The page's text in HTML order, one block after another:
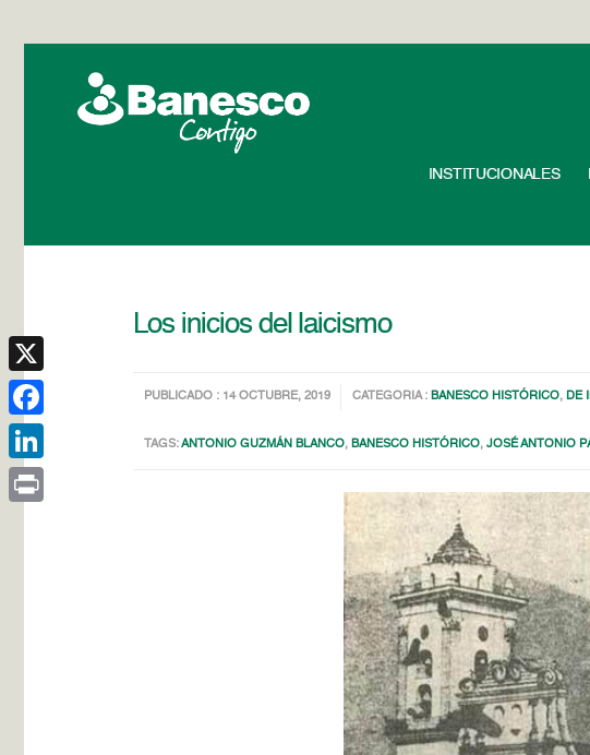
INSTITUCIONALES
Los inicios del laicismo
PUBLICADO : 14 OCTUBRE, 2019 CATEGORIA : BANESCO HISTÓRICO, DE
TAGS:ANTONIO GUZMÁN BLANCO, BANESCO HISTÓRICO,JOSÉ ANTONIO
X
Facebook
LinkedIn